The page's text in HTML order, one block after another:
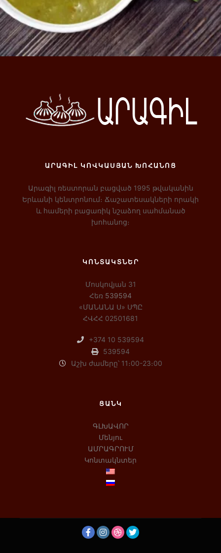
ԱՐԱԳԻԼ ԿՈՎԿԱՍՅԱՆ ԽՈՀԱՆՈՑ
Արագիլ ռեստորան բացված 1995 թվականին
Երևանի կենտրոնում։ Ճաշատեսակների որակի
և համերի բացառիկ նշաձող սահմանած
խոհանոց։
ԿՈՆՏԱԿՏՆԵՐ
Մոսկովյան 31
Հեռ 539594
«ՄԱՆԱՆԱ Ս» ՍՊԸ
ՀՎՀՀ 02501681
+374 10 539594
539594
Աշխ ժամերը՝ 11։00-23։00
ՑԱՆԿ
ԳԼԽԱՎՈՐ
Մենյու
ԱՄՐԱԳՐՈՒՄ
Կոնտակնտեր